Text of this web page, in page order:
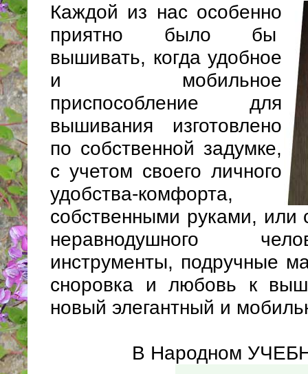
Каждой из нас особенно
приятно было бы
вышивать, когда удобное
и мобильное
приспособление для
вышивания изготовлено
по собственной задумке,
с учетом своего личного
удобства-комфорта,
собственными руками, или
неравнодушного
инструменты, подручные
сноровка и любовь к
новый элегантный и
В Народном